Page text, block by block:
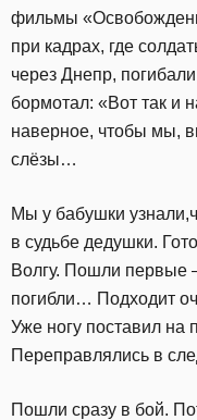
фильмы
при кадрах, где
через Днепр,
бормотал: «Вот так и
наверное, чтобы мы,
слёзы…
Мы у бабушки
в судьбе дедушки.
Волгу. Пошли
погибли… Подходит
Уже ногу поставил на
Переправлялись в
Пошли сразу в бой.